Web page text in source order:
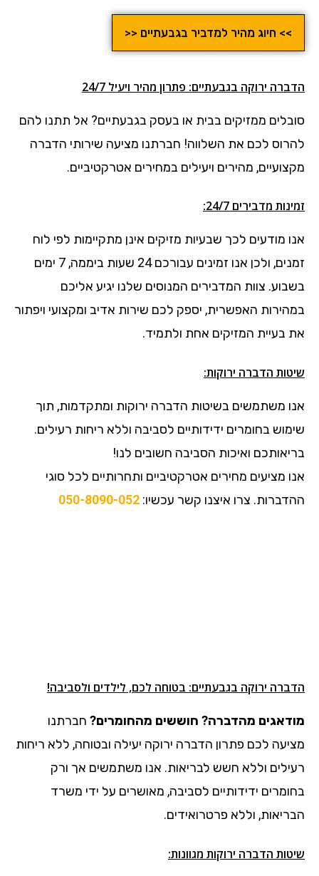
>> חיוג מהיר למדביר בגבעתיים <<
הדברה ירוקה בגבעתיים: פתרון מהיר ויעיל 24/7
סובלים ממזיקים בבית או בעסק בגבעתיים? אל תתנו להם
להרוס לכם את השלווה! חברתנו מציעה שירותי הדברה
מקצועיים, מהירים ויעילים במחירים אטרקטיביים.
זמינות מדבירים 24/7:
אנו מודעים לכך שבעיות מזיקים אינן מתקיימות לפי לוח
זמנים, ולכן אנו זמינים עבורכם 24 שעות ביממה, 7 ימים
בשבוע. צוות המדבירים המנוסים שלנו יגיע אליכם
במהירות האפשרית, יספק לכם שירות אדיב ומקצועי ויפתור
את בעיית המזיקים אחת ולתמיד.
שיטות הדברה ירוקות:
אנו משתמשים בשיטות הדברה ירוקות ומתקדמות, תוך
שימוש בחומרים ידידותיים לסביבה וללא ריחות רעילים.
בריאותכם ואיכות הסביבה חשובים לנו!
אנו מציעים מחירים אטרקטיביים ותחרותיים לכל סוגי
ההדברות. צרו איצנו קשר עכשיו: 050-8090-052
הדברה ירוקה בגבעתיים: בטוחה לכם, לילדים ולסביבה!
מודאגים מהדברה? חוששים מהחומרים? חברתנו
מציעה לכם פתרון הדברה ירוקה יעילה ובטוחה, ללא ריחות
רעילים וללא חשש לבריאות. אנו משתמשים אך ורק
בחומרים ידידותיים לסביבה, מאושרים על ידי משרד
הבריאות, וללא פרטרואידים.
שיטות הדברה ירוקות מגוונות: